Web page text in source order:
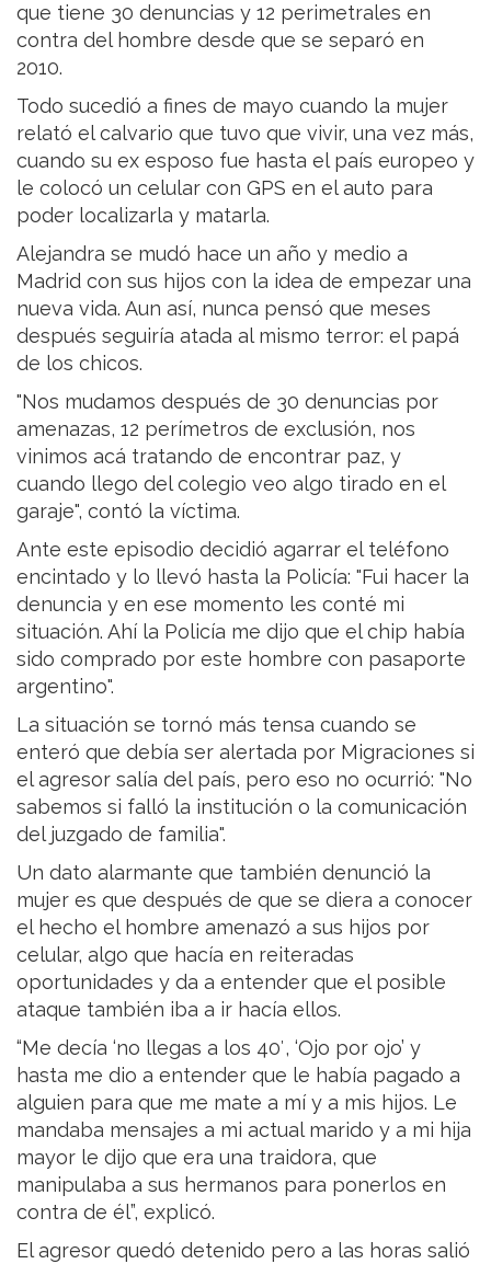
que tiene 30 denuncias y 12 perimetrales en
contra del hombre desde que se separó en
2010.
Todo sucedió a fines de mayo cuando la mujer
relató el calvario que tuvo que vivir, una vez más,
cuando su ex esposo fue hasta el país europeo y
le colocó un celular con GPS en el auto para
poder localizarla y matarla.
Alejandra se mudó hace un año y medio a
Madrid con sus hijos con la idea de empezar una
nueva vida. Aun así, nunca pensó que meses
después seguiría atada al mismo terror: el papá
de los chicos.
"Nos mudamos después de 30 denuncias por
amenazas, 12 perímetros de exclusión, nos
vinimos acá tratando de encontrar paz, y
cuando llego del colegio veo algo tirado en el
garaje", contó la víctima.
Ante este episodio decidió agarrar el teléfono
encintado y lo llevó hasta la Policía: "Fui hacer la
denuncia y en ese momento les conté mi
situación. Ahí la Policía me dijo que el chip había
sido comprado por este hombre con pasaporte
argentino".
La situación se tornó más tensa cuando se
enteró que debía ser alertada por Migraciones si
el agresor salía del país, pero eso no ocurrió: "No
sabemos si falló la institución o la comunicación
del juzgado de familia".
Un dato alarmante que también denunció la
mujer es que después de que se diera a conocer
el hecho el hombre amenazó a sus hijos por
celular, algo que hacía en reiteradas
oportunidades y da a entender que el posible
ataque también iba a ir hacía ellos.
“Me decía ‘no llegas a los 40′, ‘Ojo por ojo’ y
hasta me dio a entender que le había pagado a
alguien para que me mate a mí y a mis hijos. Le
mandaba mensajes a mi actual marido y a mi hija
mayor le dijo que era una traidora, que
manipulaba a sus hermanos para ponerlos en
contra de él”, explicó.
El agresor quedó detenido pero a las horas salió